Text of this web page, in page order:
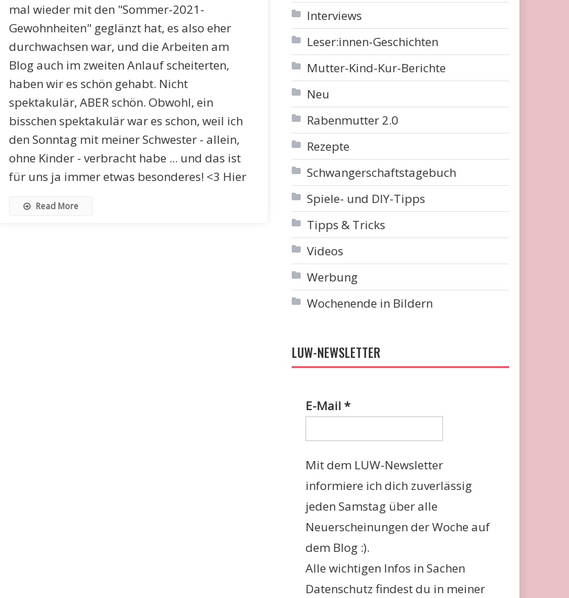
mal wieder mit den "Sommer-2021-
Gewohnheiten" geglänzt hat, es also eher
durchwachsen war, und die Arbeiten am
Blog auch im zweiten Anlauf scheiterten,
haben wir es schön gehabt. Nicht
spektakulär, ABER schön. Obwohl, ein
bisschen spektakulär war es schon, weil ich
den Sonntag mit meiner Schwester - allein,
ohne Kinder - verbracht habe ... und das ist
für uns ja immer etwas besonderes! <3 Hier
Read More
Interviews
Leser:innen-Geschichten
Mutter-Kind-Kur-Berichte
Neu
Rabenmutter 2.0
Rezepte
Schwangerschaftstagebuch
Spiele- und DIY-Tipps
Tipps & Tricks
Videos
Werbung
Wochenende in Bildern
LUW-NEWSLETTER
E-Mail*
Mit dem LUW-Newsletter
informiere ich dich zuverlässig
jeden Samstag über alle
Neuerscheinungen der Woche auf
dem Blog :).
Alle wichtigen Infos in Sachen
Datenschutz findest du in meiner